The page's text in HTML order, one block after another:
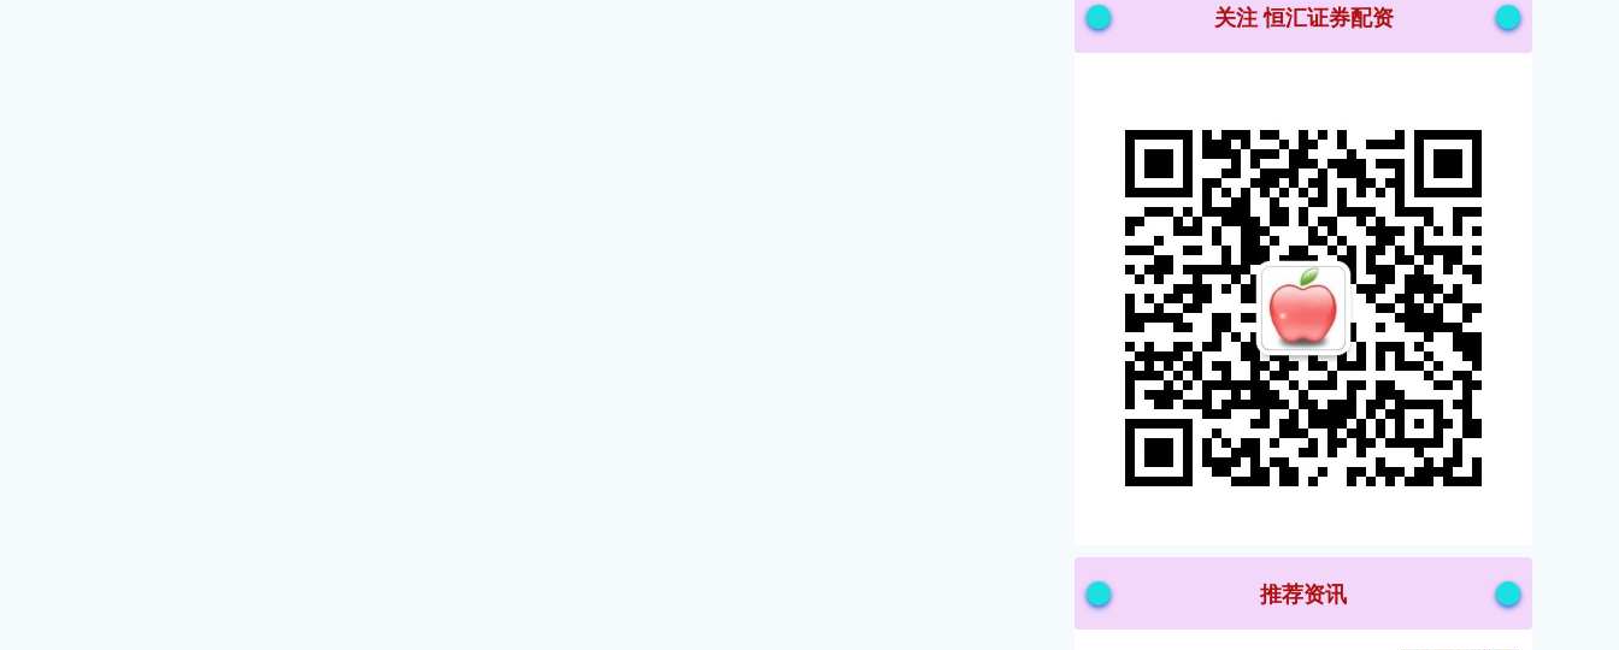
关注 恒汇证券配资
推荐资讯